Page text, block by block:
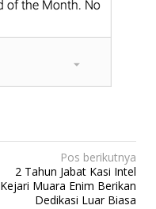
Pos berikutnya
2 Tahun Jabat Kasi Intel
Kejari Muara Enim Berikan
Dedikasi Luar Biasa